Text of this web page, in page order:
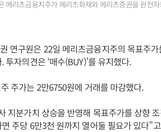
메리츠금융지주가 메리츠화재와 메리츠증권을 완전
연구원은 22일 메리츠금융지주의 목표주
투자의견은 ‘매수(BUY)’를 유지했다.
주가는 2만6750원에 거래를 마감했다.
지분가치 상승을 반영해 목표주가를 상향
주당 6만3천 원까지 열어둘 필요가 있다”